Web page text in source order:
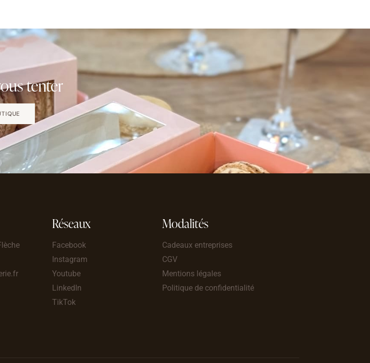
tenter
Réseaux
Facebook
Instagram
Youtube
LinkedIn
TikTok
Modalités
Cadeaux entreprises
CGV
Mentions légales
Politique de confidentialité